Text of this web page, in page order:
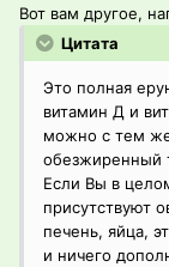
Вот вам другое,
Цитата
Это полная
витамин Д и
можно с тем
обезжиренный
Если Вы в
присутствуют
печень, яйца,
и ничего